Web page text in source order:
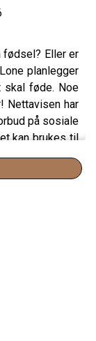
fødsel? Eller er
planlegger
skal føde. Noe
Nettavisen har
på sosiale
kan brukes til
fra folket
i et par